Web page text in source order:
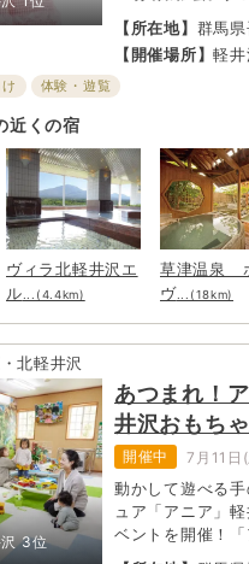
ショーではない。
【所在地】 群馬
2277
【開催場所】軽
体験・遊覧
近くの宿
ヴィラ北軽井沢エ
ル ...(4.4km)
草津温泉
ヴ ...(18km)
北軽井沢
3位
あつまれ！
井沢おもち
開催中 7月11日
動かして遊べる
ュア「アニア」
ベントを開催！
体感しよう！限